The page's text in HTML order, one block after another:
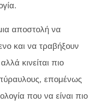
αποστολή να
και να τραβήξουν
κινείται πιο
επομένως
που να είναι πιο